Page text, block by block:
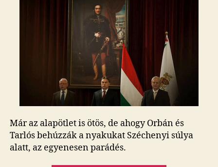
bejegyzéshez
Már az alapötlet is ötös, de ahogy Orbán és
Tarlós behúzzák a nyakukat Széchenyi súlya
alatt, az egyenesen parádés.